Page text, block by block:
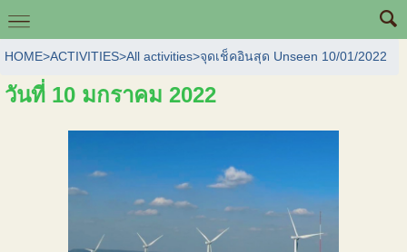
HOME>ACTIVITIES>All activities>จุดเช็คอินสุด Unseen 10/01/2022
วันที่ 10 มกราคม 2022